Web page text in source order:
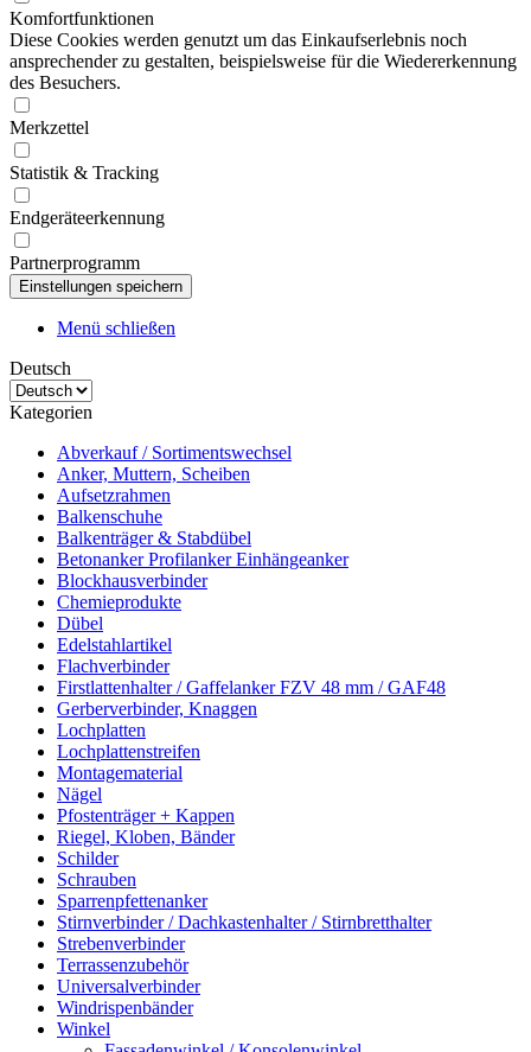
Komfortfunktionen
Diese Cookies werden genutzt um das Einkaufserlebnis noch
ansprechender zu gestalten, beispielsweise für die Wiedererkennung
des Besuchers.
Merkzettel
Statistik & Tracking
Endgeräteerkennung
Partnerprogramm
Menü schließen
Deutsch
Kategorien
Abverkauf / Sortimentswechsel
Anker, Muttern, Scheiben
Aufsetzrahmen
Balkenschuhe
Balkenträger & Stabdübel
Betonanker Profilanker Einhängeanker
Blockhausverbinder
Chemieprodukte
Dübel
Edelstahlartikel
Flachverbinder
Firstlattenhalter / Gaffelanker FZV 48 mm / GAF48
Gerberverbinder, Knaggen
Lochplatten
Lochplattenstreifen
Montagematerial
Nägel
Pfostenträger + Kappen
Riegel, Kloben, Bänder
Schilder
Schrauben
Sparrenpfettenanker
Stirnverbinder / Dachkastenhalter / Stirnbretthalter
Strebenverbinder
Terrassenzubehör
Universalverbinder
Windrispenbänder
Winkel